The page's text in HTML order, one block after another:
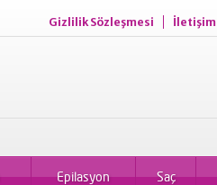
Gizlilik Sözleşmesi İletişim
Epilasyon Saç